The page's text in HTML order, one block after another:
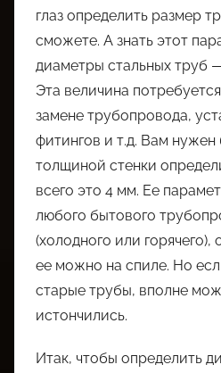
глаз определить размер
сможете. А знать этот
диаметры стальных труб
Эта величина
замене трубопровода,
фитингов и т.д. Вам нужен
толщиной стенки
всего это 4 мм. Ее
любого бытового
(холодного или горячего),
ее можно на спиле. Но
старые трубы, вполне
истончились.
Итак, чтобы определить